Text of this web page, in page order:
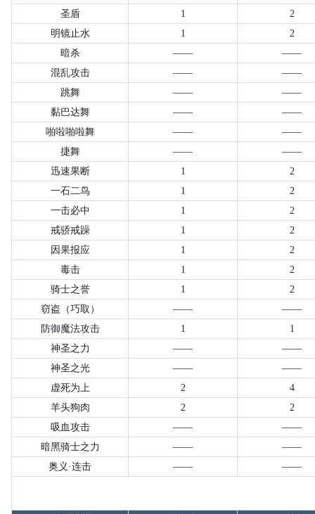
圣盾
1
2
明镜止水
1
2
暗杀
——
——
混乱攻击
——
——
跳舞
——
——
黏巴达舞
——
——
啪啦啪啦舞
——
——
捷舞
——
——
迅速果断
1
2
一石二鸟
1
2
一击必中
1
2
戒骄戒躁
1
2
因果报应
1
2
毒击
1
2
骑士之誉
1
2
窃盗（巧取）
——
——
防御魔法攻击
1
1
神圣之力
——
——
神圣之光
——
——
虚死为上
2
4
羊头狗肉
2
2
吸血攻击
——
——
暗黑骑士之力
——
——
奥义·连击
—— ——